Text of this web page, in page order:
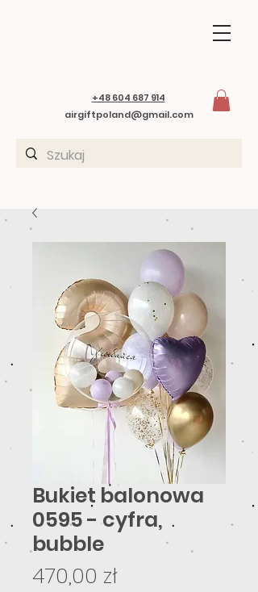
+48 604 687 914
airgiftpoland@gmail.com
Bukiet balonowa
0595 - cyfra,
bubble
470,00 złCena